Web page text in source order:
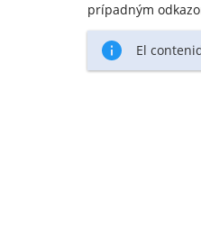
prípadným
El